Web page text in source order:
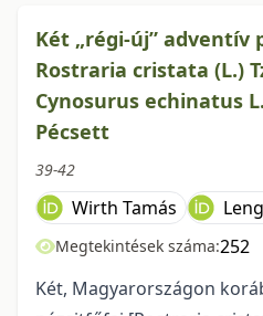
Két „régi-új” adventív
Rostraria cristata (L.)
Cynosurus echinatus
Pécsett
39-42
Wirth Tamás
Megtekintések száma:252
Két, Magyarországon